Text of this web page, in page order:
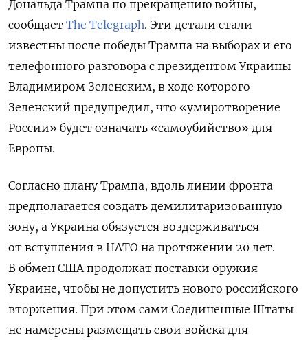
Дональда Трампа по прекращению войны,
сообщает The Telegraph. Эти детали стали
известны после победы Трампа на выборах и его
телефонного разговора с президентом Украины
Владимиром Зеленским, в ходе которого
Зеленский предупредил, что «умиротворение
России» будет означать «самоубийство» для
Европы.
Согласно плану Трампа, вдоль линии фронта
предполагается создать демилитаризованную
зону, а Украина обязуется воздерживаться
от вступления в НАТО на протяжении 20 лет.
В обмен США продолжат поставки оружия
Украине, чтобы не допустить нового российского
вторжения. При этом сами Соединенные Штаты
не намерены размещать свои войска для